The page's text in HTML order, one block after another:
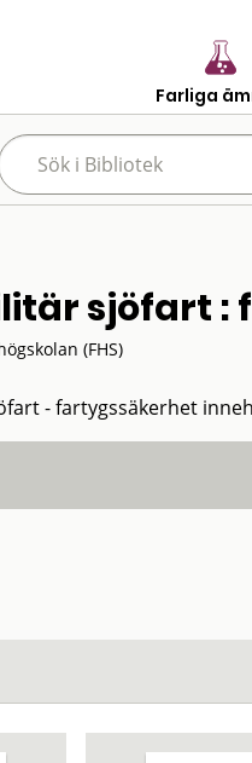
Farliga
sjöfart :
(FHS)
- fartygssäkerhet